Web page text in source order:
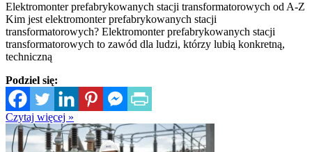
Elektromonter prefabrykowanych stacji transformatorowych od A-Z
Kim jest elektromonter prefabrykowanych stacji
transformatorowych? Elektromonter prefabrykowanych stacji
transformatorowych to zawód dla ludzi, którzy lubią konkretną,
techniczną
Podziel się:
Czytaj więcej »